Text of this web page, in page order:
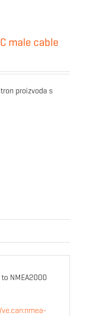
male cable
proizvoda s
NMEA2000